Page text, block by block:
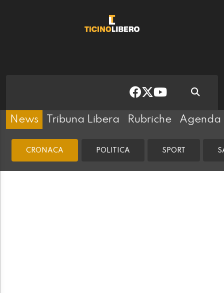
News Tribuna Libera Rubriche Agenda
CRONACA POLITICA SPORT